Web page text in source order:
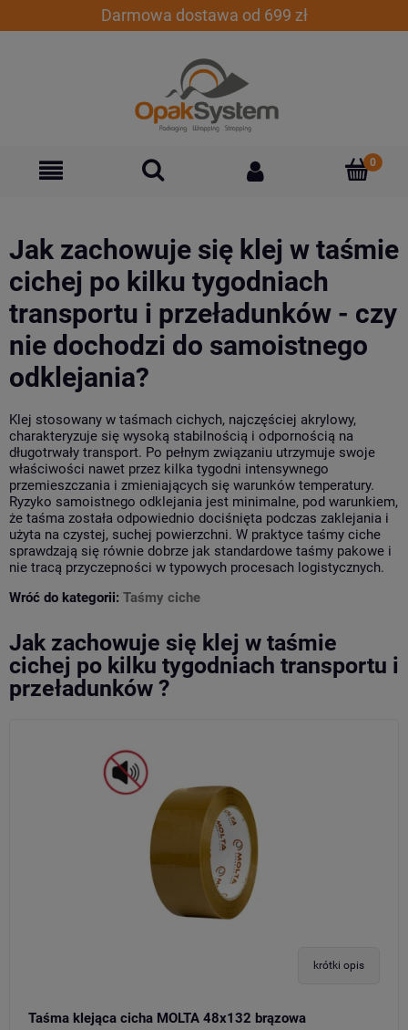
Darmowa dostawa od 699 zł
Jak zachowuje się klej w taśmie
cichej po kilku tygodniach
transportu i przeładunków - czy
nie dochodzi do samoistnego
odklejania?
Klej stosowany w taśmach cichych, najczęściej akrylowy,
charakteryzuje się wysoką stabilnością i odpornością na
długotrwały transport. Po pełnym związaniu utrzymuje swoje
właściwości nawet przez kilka tygodni intensywnego
przemieszczania i zmieniających się warunków temperatury.
Ryzyko samoistnego odklejania jest minimalne, pod warunkiem,
że taśma została odpowiednio dociśnięta podczas zaklejania i
użyta na czystej, suchej powierzchni. W praktyce taśmy ciche
sprawdzają się równie dobrze jak standardowe taśmy pakowe i
nie tracą przyczepności w typowych procesach logistycznych.
Wróć do kategorii: Taśmy ciche
Jak zachowuje się klej w taśmie
cichej po kilku tygodniach transportu i
przeładunków ?
krótki opis
Taśma klejąca cicha MOLTA 48x132 brązowa